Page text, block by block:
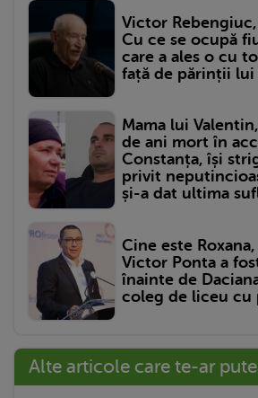
Victor
Cu ce se ocupă
care a ales o cu
față de părinții lui
Mama lui
de ani mort în
Constanța, își
privit
și-a dat ultima
Cine este
Victor Ponta a
înainte de
coleg de liceu cu
Alte articole care te-ar